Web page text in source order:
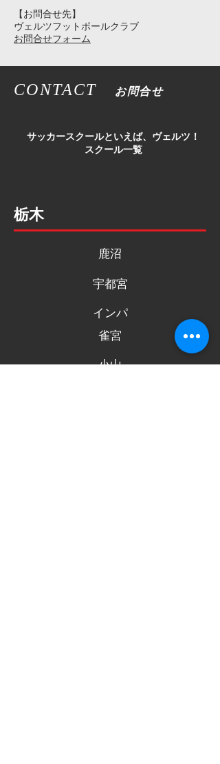
【お問合せ先】
ヴェルツフットボールクラブ
お問合せフォーム
CONTACT お問合せ
​サッカースクールといえば、ヴェルツ！
スクール一覧
栃木
鹿沼
宇都宮
インパ
雀宮
小山